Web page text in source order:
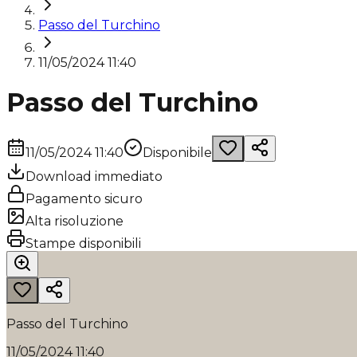
Passo del Turchino
11/05/2024 11:40
Passo del Turchino
11/05/2024 11:40
Disponibile
Download immediato
Pagamento sicuro
Alta risoluzione
Stampe disponibili
Passo del Turchino
11/05/2024 11:40